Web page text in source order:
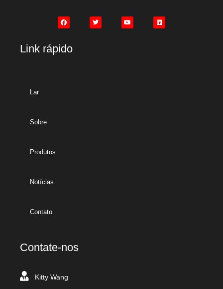
Link rápido
Lar
Sobre
Produtos
Notícias
Contato
Contate-nos
Kitty Wang